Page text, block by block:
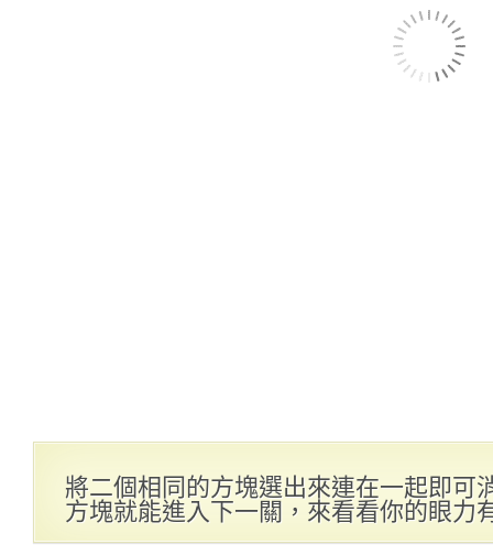
將二個相同的方塊選出來連在一起即可
方塊就能進入下一關，來看看你的眼力